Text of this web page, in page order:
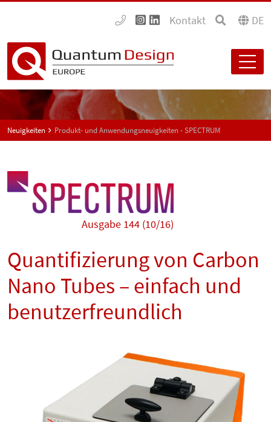
Kontakt DE
Neuigkeiten Produkt- und Anwendungsneuigkeiten - SPECTRUM
Ausgabe 144 (10/16)
Quantifizierung von Carbon
Nano Tubes – einfach und
benutzerfreundlich